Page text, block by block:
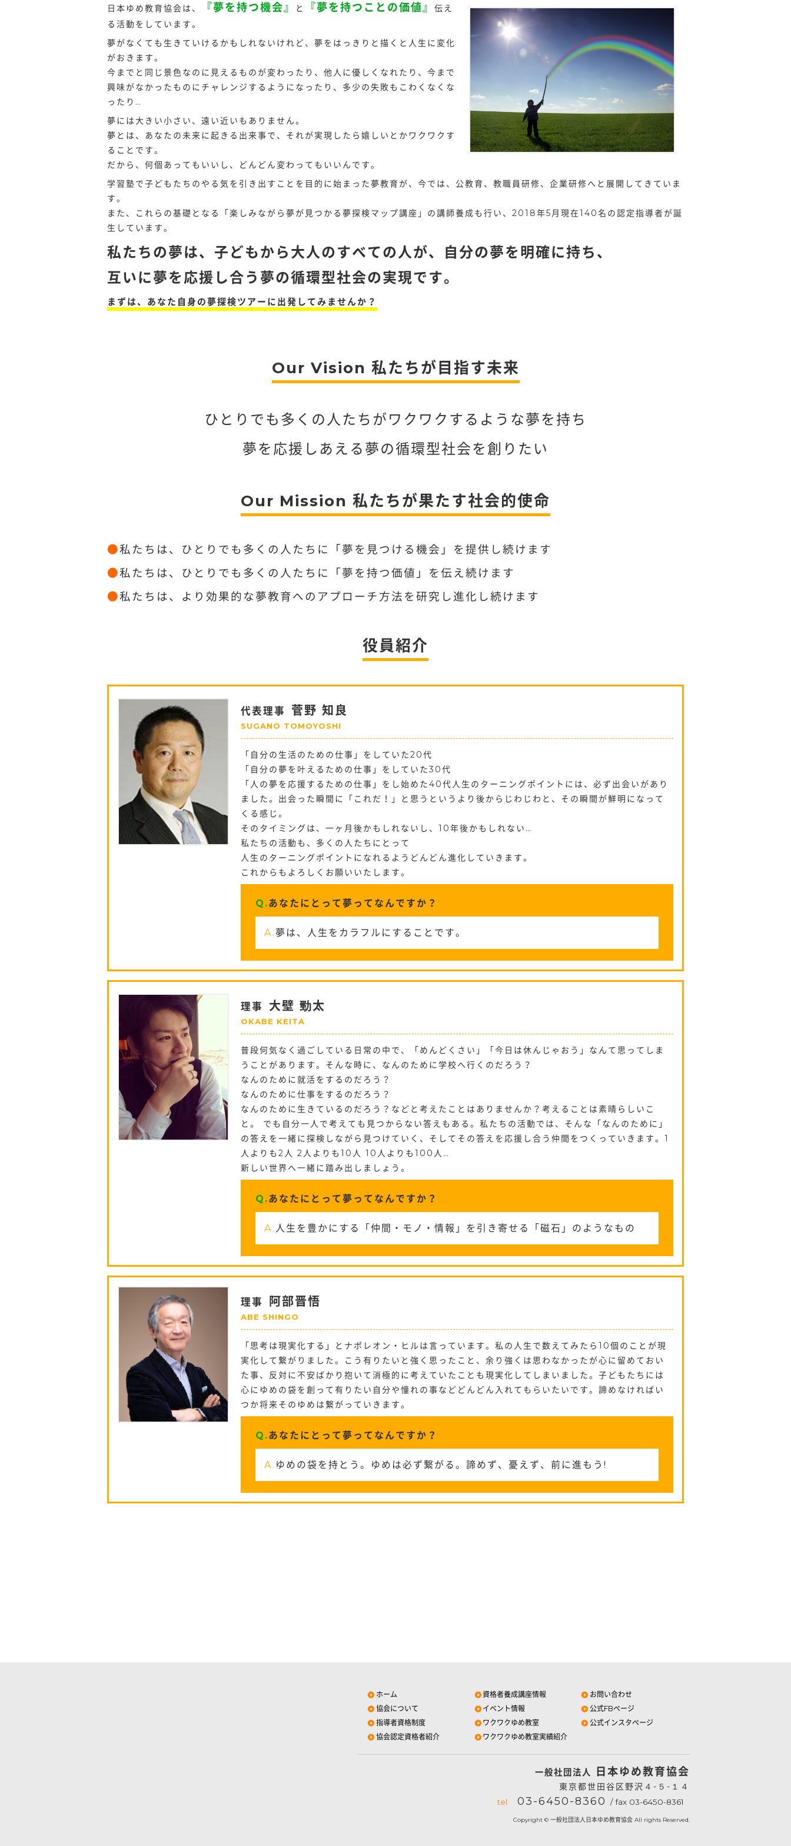
日本ゆめ教育協会は、 『夢を持つ機会』 と 『夢を持つことの価値』
伝え
る活動をしています。
夢がなくても生きていけるかもしれないけれど、夢をはっきりと描くと人生に変化
がおきます。
今までと同じ景色なのに見えるものが変わったり、他人に優しくなれたり、今まで
興味がなかったものにチャレンジするようになったり、多少の失敗もこわくなくな
ったり…
夢には大きい小さい、遠い近いもありません。
夢とは、あなたの未来に起きる出来事で、それが実現したら嬉しいとかワクワクす
ることです。
だから、何個あってもいいし、どんどん変わってもいいんです。
学習塾で子どもたちのやる気を引き出すことを目的に始まった夢教育が、今では、公教育、教職員研修、企業研修へと展開してきていま
す。
また、これらの基礎となる「楽しみながら夢が見つかる夢探検マップ講座」の講師養成も行い、2018年5月現在140名の認定指導者が誕
生しています。
私たちの夢は、子どもから大人のすべての人が、自分の夢を明確に持ち、
互いに夢を応援し合う夢の循環型社会の実現です。
まずは、あなた自身の夢探検ツアーに出発してみませんか？
Our Vision 私たちが目指す未来
ひとりでも多くの人たちがワクワクするような夢を持ち
夢を応援しあえる夢の循環型社会を創りたい
Our Mission 私たちが果たす社会的使命
●私たちは、ひとりでも多くの人たちに「夢を見つける機会」を提供し続けます
●私たちは、ひとりでも多くの人たちに「夢を持つ価値」を伝え続けます
●私たちは、より効果的な夢教育へのアプローチ方法を研究し進化し続けます
役員紹介
代表理事 菅野 知良
SUGANO TOMOYOSHI
「自分の生活のための仕事」をしていた20代
「自分の夢を叶えるための仕事」をしていた30代
「人の夢を応援するための仕事」をし始めた40代人生のターニングポイントには、必ず出会いがあり
ました。出会った瞬間に「これだ！」と思うというより後からじわじわと、その瞬間が鮮明になって
くる感じ。
そのタイミングは、一ヶ月後かもしれないし、10年後かもしれない…
私たちの活動も、多くの人たちにとって
人生のターニングポイントになれるようどんどん進化していきます。
これからもよろしくお願いいたします。
Q.あなたにとって夢ってなんですか？
A. 夢は、人生をカラフルにすることです。
理事 大壁 勁太
OKABE KEITA
普段何気なく過ごしている日常の中で、「めんどくさい」「今日は休んじゃおう」なんて思ってしま
うことがあります。そんな時に、なんのために学校へ行くのだろう？
なんのために就活をするのだろう？
なんのために仕事をするのだろう？
なんのために生きているのだろう？などと考えたことはありませんか？考えることは素晴らしいこ
と。 でも自分一人で考えても見つからない答えもある。私たちの活動では、そんな「なんのために」
の答えを一緒に探検しながら見つけていく、そしてその答えを応援し合う仲間をつくっていきます。1
人よりも2人 2人よりも10人 10人よりも100人…
新しい世界へ一緒に踏み出しましょう。
Q.あなたにとって夢ってなんですか？
A. 人生を豊かにする「仲間・モノ・情報」を引き寄せる「磁石」のようなもの
理事 阿部晋悟
ABE SHINGO
「思考は現実化する」とナポレオン・ヒルは言っています。私の人生で数えてみたら10個のことが現
実化して繋がりました。こう有りたいと強く思ったこと、余り強くは思わなかったが心に留めておい
た事、反対に不安ばかり抱いて消極的に考えていたことも現実化してしまいました。子どもたちには
心にゆめの袋を創って有りたい自分や憧れの事などどんどん入れてもらいたいです。諦めなければい
つか将来そのゆめは繋がっていきます。
Q.あなたにとって夢ってなんですか？
A. ゆめの袋を持とう。ゆめは必ず繋がる。諦めず、憂えず、前に進もう!
ホーム
協会について
指導者資格制度
協会認定資格者紹介
資格者養成講座情報
イベント情報
ワクワクゆめ教室
ワクワクゆめ教室実績紹介
お問い合わせ
公式FBページ
公式インスタページ
一般社団法人 日本ゆめ教育協会
東京都世田谷区野沢４-５-１４
tel 03-6450-8360 / fax 03-6450-8361
Copyright © 一般社団法人日本ゆめ教育協会 All rights Reserved.